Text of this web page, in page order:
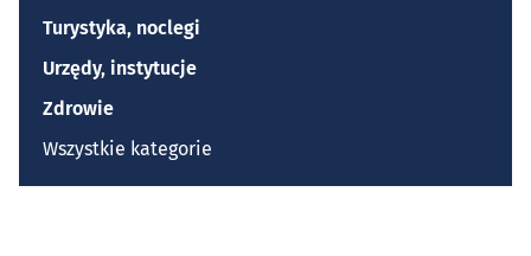
Turystyka, noclegi
Urzędy, instytucje
Zdrowie
Wszystkie kategorie